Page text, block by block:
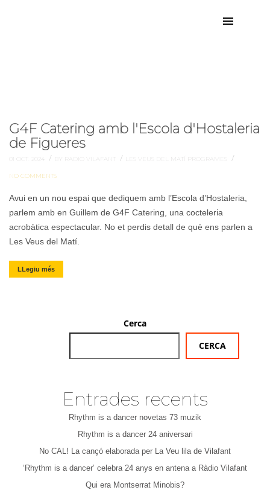
G4F Catering amb l'Escola d'Hostaleria
de Figueres
01 OCT. 2024 / BY RADIO VILAFANT / LES VEUS DEL MATÍ PROGRAMES /
NO COMMENTS
Avui en un nou espai que dediquem amb l’Escola d’Hostaleria,
parlem amb en Guillem de G4F Catering, una cocteleria
acrobàtica espectacular. No et perdis detall de què ens parlen a
Les Veus del Matí.
LLegiu més
Cerca
CERCA
Entrades recents
Rhythm is a dancer novetas 73 muzik
Rhythm is a dancer 24 aniversari
No CAL! La cançó elaborada per La Veu lila de Vilafant
‘Rhythm is a dancer’ celebra 24 anys en antena a Ràdio Vilafant
Qui era Montserrat Minobis?